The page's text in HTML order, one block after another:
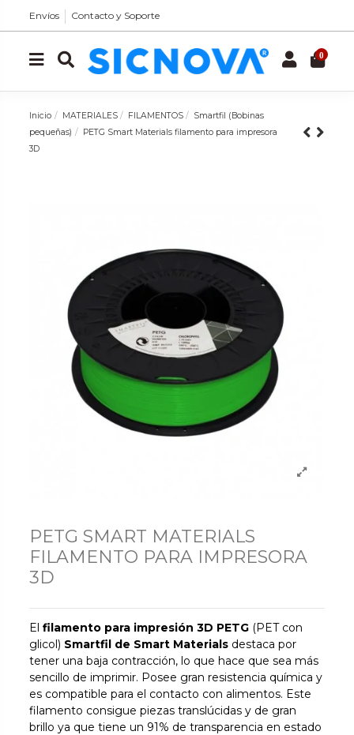
Envíos Contacto y Soporte
0
Inicio MATERIALES FILAMENTOS
Smartfil (Bobinas
pequeñas)
PETG Smart Materials filamento para impresora
3D
PETG SMART MATERIALS
FILAMENTO PARA IMPRESORA
3D
Elfilamento para impresión 3D PETG (PET con
glicol) Smartfil de Smart Materials destaca por
tener una baja contracción, lo que hace que sea más
sencillo de imprimir. Posee gran resistencia química y
es compatible para el contacto con alimentos. Este
filamento consigue piezas translúcidas y de gran
brillo ya que tiene un 91% de transparencia en estado